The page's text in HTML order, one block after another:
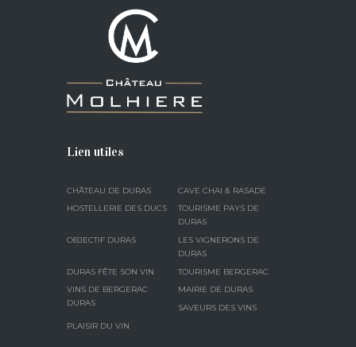
Lien utiles
CHÂTEAU DE DURAS
CAVE CHAI & RASADE
HOSTELLERIE DES DUCS
TOURISME PAYS DE
DURAS
OBJECTIF DURAS
LES VIGNERONS DE
DURAS
DURAS FÊTE SON VIN
TOURISME BERGERAC
VINS DE BERGERAC
DURAS
MAIRIE DE DURAS
SAVEURS DES VINS
PLAISIR DU VIN